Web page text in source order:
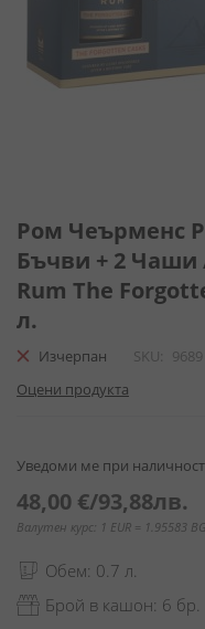
към
на
галерия
със
снимки
Ром Чеърменс
Бъчви + 2 Чаши
Rum The
л.
Изчерпан SKU
9689
Оцени продукта
Уведоми ме при наличност
48,00 €/93,88лв.
Валутен курс: 1 EUR = 1.95583
Обем: 0.7 л.
Брой в кашон: 6 бр.